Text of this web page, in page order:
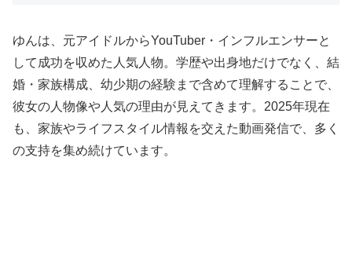
ゆんは、元アイドルからYouTuber・インフルエンサーと
して成功を収めた人気人物。学歴や出身地だけでなく、結
婚・家族構成、幼少期の経験まで含めて理解することで、
彼女の人物像や人気の理由が見えてきます。2025年現在
も、家族やライフスタイル情報を交えた動画発信で、多く
の支持を集め続けています。